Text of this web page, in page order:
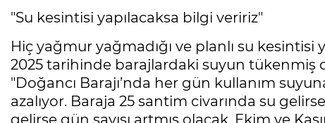
"Su kesintisi yapılacaksa bilgi veririz"
Hiç yağmur yağmadığı ve planlı su
2025 tarihinde barajlardaki suyun tükenmiş
"Doğancı Barajı’nda her gün kullanım
azalıyor. Baraja 25 santim civarında su